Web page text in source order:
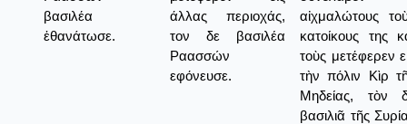
βασιλέα
ἐθανάτωσε.
άλλας περιοχάς,
τον δε βασιλέα
Ραασσών
εφόνευσε.
αἰχμαλώτους
κατοίκους της
τοὺς μετέφερεν
τὴν πόλιν Κὶρ
Μηδείας, τὸν
βασιλιᾶ τῆς